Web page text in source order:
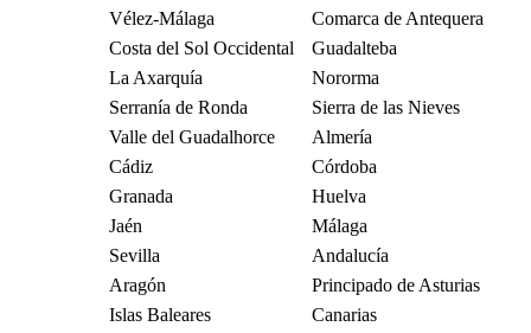
Vélez-Málaga
Comarca de Antequera
Costa del Sol Occidental
Guadalteba
La Axarquía
Nororma
Serranía de Ronda
Sierra de las Nieves
Valle del Guadalhorce
Almería
Cádiz
Córdoba
Granada
Huelva
Jaén
Málaga
Sevilla
Andalucía
Aragón
Principado de Asturias
Islas Baleares
Canarias